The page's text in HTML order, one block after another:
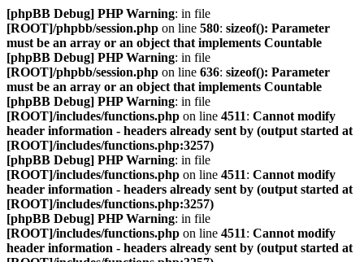
[phpBB Debug] PHP Warning: in file
[ROOT]/phpbb/session.php on line 580: sizeof(): Parameter
must be an array or an object that implements Countable
[phpBB Debug] PHP Warning: in file
[ROOT]/phpbb/session.php on line 636: sizeof(): Parameter
must be an array or an object that implements Countable
[phpBB Debug] PHP Warning: in file
[ROOT]/includes/functions.php on line 4511: Cannot modify
header information - headers already sent by (output started at
[ROOT]/includes/functions.php:3257)
[phpBB Debug] PHP Warning: in file
[ROOT]/includes/functions.php on line 4511: Cannot modify
header information - headers already sent by (output started at
[ROOT]/includes/functions.php:3257)
[phpBB Debug] PHP Warning: in file
[ROOT]/includes/functions.php on line 4511: Cannot modify
header information - headers already sent by (output started at